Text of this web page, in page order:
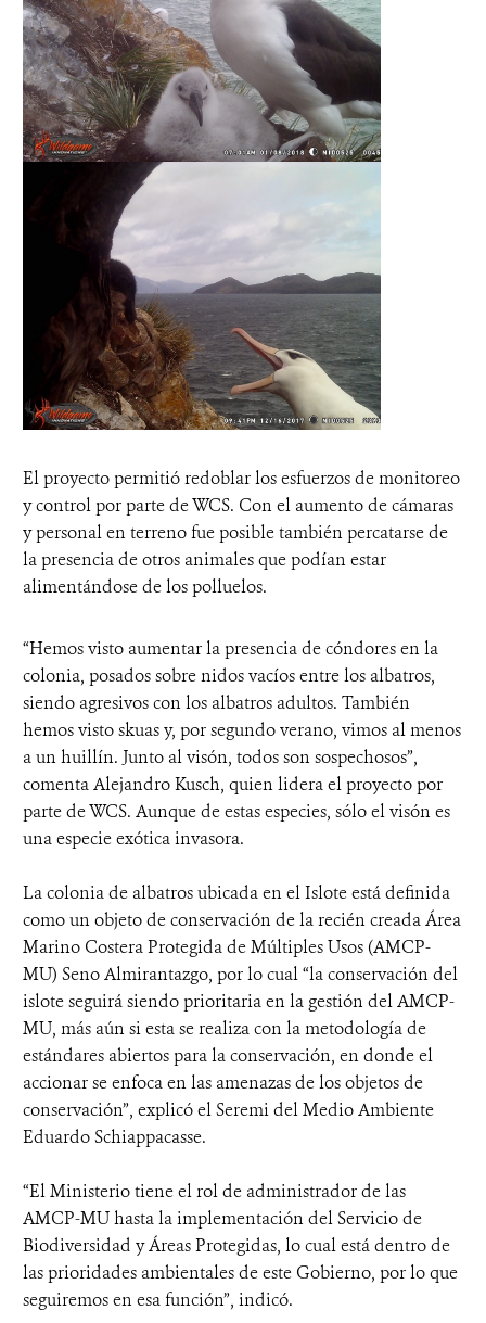
El proyecto permitió redoblar los esfuerzos de monitoreo
y control por parte de WCS. Con el aumento de cámaras
y personal en terreno fue posible también percatarse de
la presencia de otros animales que podían estar
alimentándose de los polluelos.
“Hemos visto aumentar la presencia de cóndores en la
colonia, posados sobre nidos vacíos entre los albatros,
siendo agresivos con los albatros adultos. También
hemos visto skuas y, por segundo verano, vimos al menos
a un huillín. Junto al visón, todos son sospechosos”,
comenta Alejandro Kusch, quien lidera el proyecto por
parte de WCS. Aunque de estas especies, sólo el visón es
una especie exótica invasora.
La colonia de albatros ubicada en el Islote está definida
como un objeto de conservación de la recién creada Área
Marino Costera Protegida de Múltiples Usos (AMCP-
MU) Seno Almirantazgo, por lo cual “la conservación del
islote seguirá siendo prioritaria en la gestión del AMCP-
MU, más aún si esta se realiza con la metodología de
estándares abiertos para la conservación, en donde el
accionar se enfoca en las amenazas de los objetos de
conservación”, explicó el Seremi del Medio Ambiente
Eduardo Schiappacasse.
“El Ministerio tiene el rol de administrador de las
AMCP-MU hasta la implementación del Servicio de
Biodiversidad y Áreas Protegidas, lo cual está dentro de
las prioridades ambientales de este Gobierno, por lo que
seguiremos en esa función”, indicó.